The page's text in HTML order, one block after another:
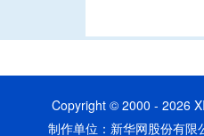
Copyright © 2000 - 2026
制作单位：新华网股份有